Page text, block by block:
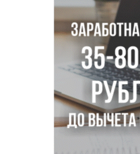
Персидский ковер «108
Востока в Новосибирск
Актриса из Новосибирска
в сериале «Малой»